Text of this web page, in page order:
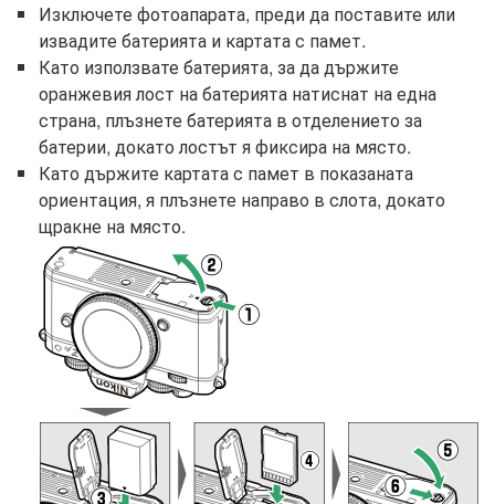
Изключете фотоапарата, преди да поставите или
извадите батерията и картата с памет.
Като използвате батерията, за да държите
оранжевия лост на батерията натиснат на една
страна, плъзнете батерията в отделението за
батерии, докато лостът я фиксира на място.
Като държите картата с памет в показаната
ориентация, я плъзнете направо в слота, докато
щракне на място.